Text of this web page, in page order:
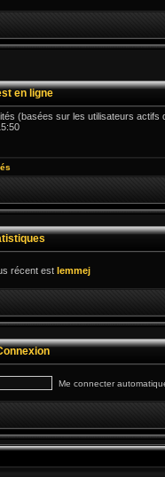
en ligne
(basées sur les utilisateurs actifs
récent est lemmej
Me connecter